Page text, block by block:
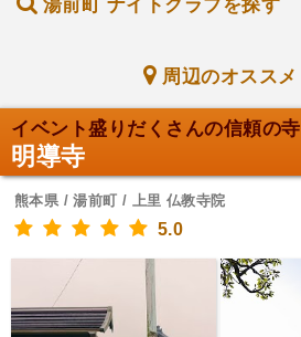
湯前町 ナイトクラブを探す
周辺のオススメ
イベント盛りだくさんの信頼の寺
明導寺
熊本県 / 湯前町 / 上里 仏教寺院
5.0